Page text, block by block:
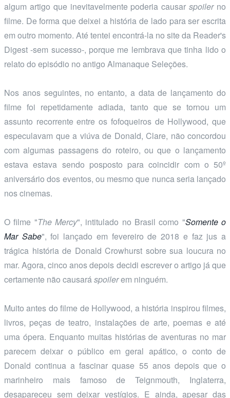
algum artigo que inevitavelmente poderia causarspoilerno
filme. De forma que deixei a história de lado para ser escrita
em outro momento. Até tentei encontrá-la no site da Reader's
Digest -sem sucesso-, porque me lembrava que tinha lido o
relato do episódio no antigo Almanaque Seleções.
Nos anos seguintes, no entanto, a data de lançamento do
filme foi repetidamente adiada, tanto que se tornou um
assunto recorrente entre os fofoqueiros de Hollywood, que
especulavam que a viúva de Donald, Clare, não concordou
com algumas passagens do roteiro, ou que o lançamento
estava estava sendo posposto para coincidir com o 50º
aniversário dos eventos, ou mesmo que nunca seria lançado
nos cinemas.
O filme "The Mercy", intitulado no Brasil como "Somente o
Mar Sabe", foi lançado em fevereiro de 2018 e faz jus a
trágica história de Donald Crowhurst sobre sua loucura no
mar. Agora, cinco anos depois decidi escrever o artigo já que
certamente não causaráspoilerem ninguém.
Muito antes do filme de Hollywood, a história inspirou filmes,
livros, peças de teatro, instalações de arte, poemas e até
uma ópera. Enquanto muitas histórias de aventuras no mar
parecem deixar o público em geral apático, o conto de
Donald continua a fascinar quase 55 anos depois que o
marinheiro mais famoso de Teignmouth, Inglaterra,
desapareceu sem deixar vestígios. E ainda, apesar das